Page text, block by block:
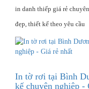
in danh thiếp giá rẻ
đẹp, thiết kế theo yêu cầu
In tờ rơi tại Bình
kế chuyên nghiệp -